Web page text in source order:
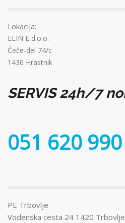
Lokacija:
ELIN E d.o.o.
Čeče-del 74/c
1430 Hrastnik
SERVIS 24h/7
051 620 990
PE Trbovlje
Vodenska cesta 24 1420 Trbovlje